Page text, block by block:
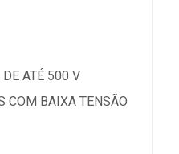
ATÉ 500 V
COM BAIXA TENSÃO